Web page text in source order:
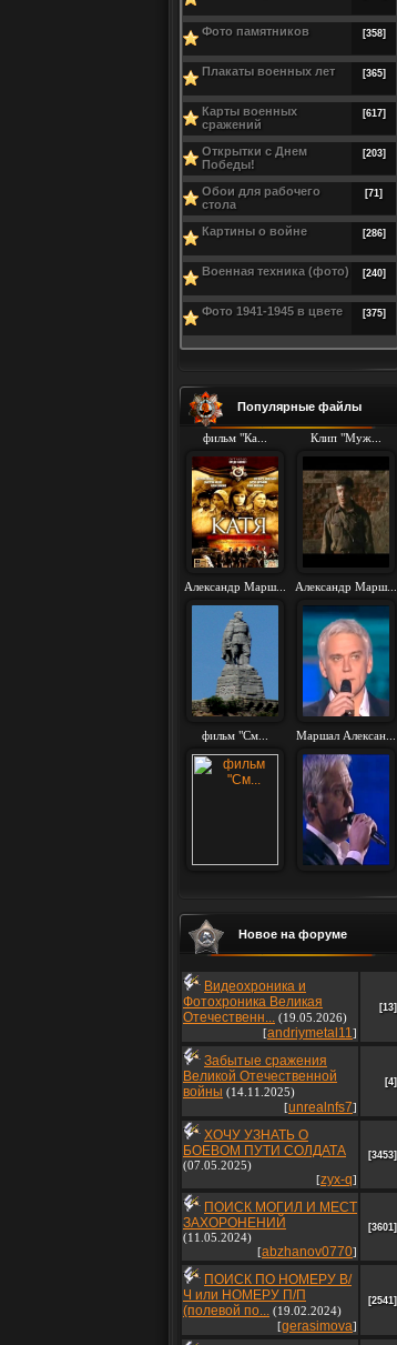
Фото памятников [358]
Плакаты военных лет [365]
Карты военных
сражений
[617]
Открытки с Днем
Победы!
[203]
Обои для рабочего
стола
[71]
Картины о войне [286]
Военная техника (фото) [240]
Фото 1941-1945 в цвете [375]
Популярные файлы
фильм "Ка... Клип "Муж...
Александр Марш... Александр Марш...
фильм "См... Маршал Алексан...
Новое на форуме
Видеохроника и
Фотохроника Великая
Отечественн... (19.05.2026)
[andriymetal11]
[13]
Забытые сражения
Великой Отечественной
войны (14.11.2025)
[unrealnfs7]
[4]
ХОЧУ УЗНАТЬ О
БОЕВОМ ПУТИ СОЛДАТА
(07.05.2025)
[zyx-q]
[3453]
ПОИСК МОГИЛ И МЕСТ
ЗАХОРОНЕНИЙ
(11.05.2024)
[abzhanov0770]
[3601]
ПОИСК ПО НОМЕРУ В/
Ч или НОМЕРУ П/П
(полевой по... (19.02.2024)
[gerasimova]
[2541]